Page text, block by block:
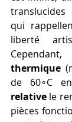
translucides
qui
liberté
thermique
de 60∘C
relative le
pièces